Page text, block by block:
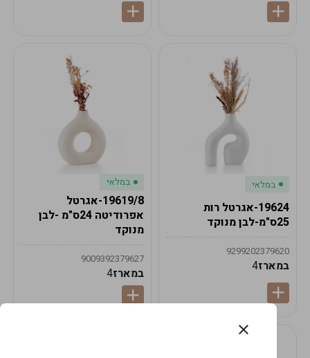
במלאי
19624-אגרטל רות
25ס"מ-לבן מנוקד
9299202379620
במארז4
במלאי
19619/8-אגרטל
אפרודיטה 24ס"מ -לבן
מנוקד
9009392379627
במארז4